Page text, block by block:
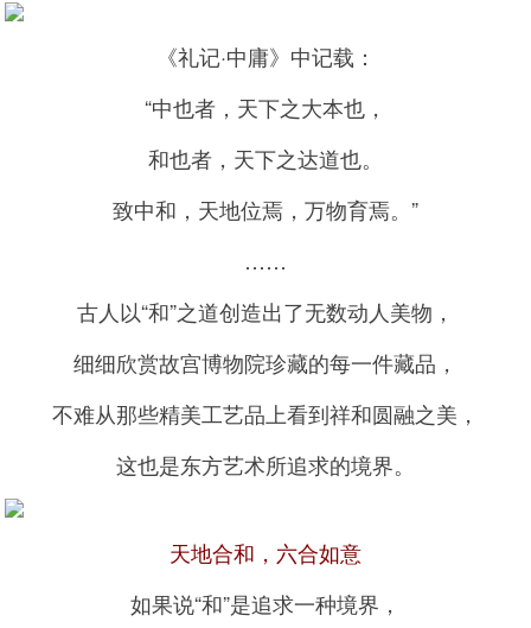
《礼记·中庸》中记载：
“中也者，天下之大本也，
和也者，天下之达道也。
致中和，天地位焉，万物育焉。”
……
古人以“和”之道创造出了无数动人美物，
细细欣赏故宫博物院珍藏的每一件藏品，
不难从那些精美工艺品上看到祥和圆融之美，
这也是东方艺术所追求的境界。
天地合和，六合如意
如果说“和”是追求一种境界，